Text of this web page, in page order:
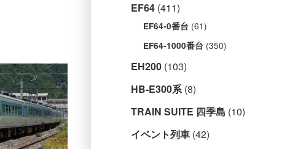
EF64 (411)
EF64-0番台 (61)
EF64-1000番台 (350)
EH200 (103)
HB-E300系(8)
TRAIN SUITE 四季島 (10)
イベント列車 (42)